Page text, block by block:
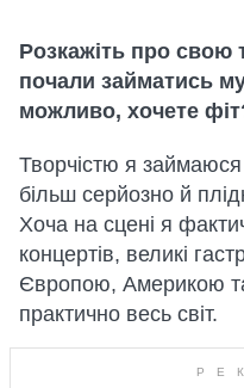
Розкажіть про свою
почали займатись
можливо, хочете
Творчістю я
більш серйозно й
Хоча на сцені я
концертів, великі
Європою, Америкою
практично весь світ.